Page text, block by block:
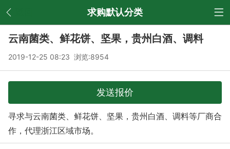
求购默认分类
云南菌类、鲜花饼、坚果，贵州白酒、调料
2019-12-25 08:23 浏览:8954
发送报价
寻求与云南菌类、鲜花饼、坚果，贵州白酒、调料等厂商合
作，代理浙江区域市场。